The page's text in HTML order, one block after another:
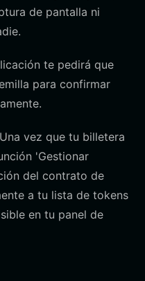
de pantalla ni
te pedirá que
para confirmar
vez que tu billetera
'Gestionar
del contrato de
a tu lista de tokens
en tu panel de